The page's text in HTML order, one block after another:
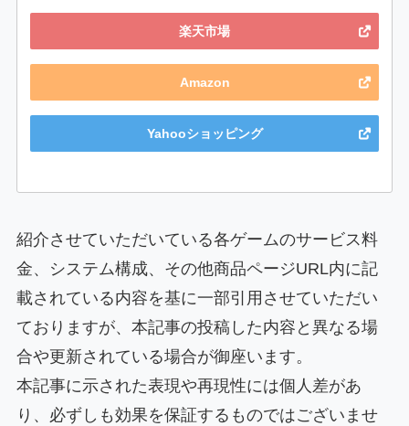
楽天市場
Amazon
Yahooショッピング
紹介させていただいている各ゲームのサービス料
金、システム構成、その他商品ページURL内に記
載されている内容を基に一部引用させていただい
ておりますが、本記事の投稿した内容と異なる場
合や更新されている場合が御座います。
本記事に示された表現や再現性には個人差があ
り、必ずしも効果を保証するものではございませ